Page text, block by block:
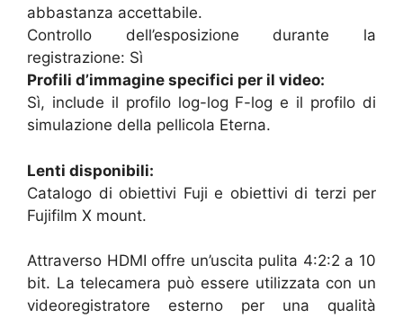
abbastanza accettabile.
Controllo dell’esposizione durante la
registrazione: Sì
Profili d’immagine specifici per il video:
Sì, include il profilo log-log F-log e il profilo di
simulazione della pellicola Eterna.
Lenti disponibili:
Catalogo di obiettivi Fuji e obiettivi di terzi per
Fujifilm X mount.
Attraverso HDMI offre un’uscita pulita 4:2:2 a 10
bit. La telecamera può essere utilizzata con un
videoregistratore esterno per una qualità